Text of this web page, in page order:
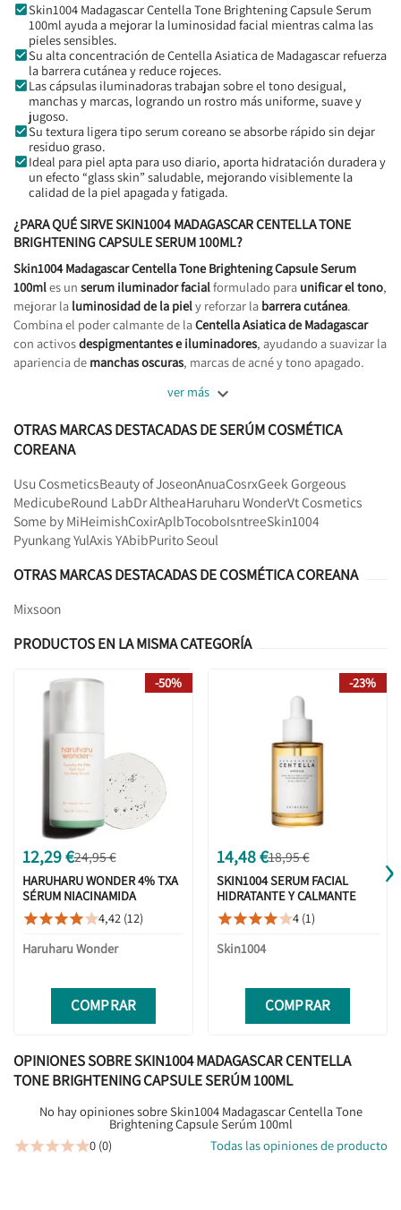
Skin1004 Madagascar Centella Tone Brightening Capsule Serum
100ml ayuda a mejorar la luminosidad facial mientras calma las
pieles sensibles.
Su alta concentración de Centella Asiatica de Madagascar refuerza
la barrera cutánea y reduce rojeces.
Las cápsulas iluminadoras trabajan sobre el tono desigual,
manchas y marcas, logrando un rostro más uniforme, suave y
jugoso.
Su textura ligera tipo serum coreano se absorbe rápido sin dejar
residuo graso.
Ideal para piel apta para uso diario, aporta hidratación duradera y
un efecto “glass skin” saludable, mejorando visiblemente la
calidad de la piel apagada y fatigada.
¿PARA QUÉ SIRVE SKIN1004 MADAGASCAR CENTELLA TONE
BRIGHTENING CAPSULE SERUM 100ML?
Skin1004 Madagascar Centella Tone Brightening Capsule Serum
100mles un serum iluminador facialformulado para unificar el tono,
mejorar la luminosidad de la piely reforzar la barrera cutánea.
Combina el poder calmante de laCentella Asiatica de Madagascar
con activosdespigmentantes e iluminadores, ayudando a suavizar la
apariencia de manchas oscuras, marcas de acné y tono apagado.
ver más 
OTRAS MARCAS DESTACADAS DE SERÚM COSMÉTICA
COREANA
Usu CosmeticsBeauty of JoseonAnuaCosrxGeek Gorgeous
MedicubeRound LabDr AltheaHaruharu WonderVt Cosmetics
Some by MiHeimishCoxirAplbTocoboIsntreeSkin1004
Pyunkang YulAxis YAbibPurito Seoul
OTRAS MARCAS DESTACADAS DE COSMÉTICA COREANA
Mixsoon
PRODUCTOS EN LA MISMA CATEGORÍA
12,29 €24,95 €
HARUHARU WONDER 4% TXA
SÉRUM NIACINAMIDA
ANTIMANCHAS 30ML
4,42 (12)
Haruharu Wonder
COMPRAR
-50%
14,48 €18,95 €
SKIN1004 SERUM FACIAL
HIDRATANTE Y CALMANTE
CON CENTELLA ASIÁTICA DE
MADAGASCAR 55ML
4 (1)
Skin1004
COMPRAR
-23%
›
OPINIONES SOBRE SKIN1004 MADAGASCAR CENTELLA
TONE BRIGHTENING CAPSULE SERÚM 100ML
No hay opiniones sobre Skin1004 Madagascar Centella Tone
Brightening Capsule Serúm 100ml
0 (0) Todas las opiniones de producto